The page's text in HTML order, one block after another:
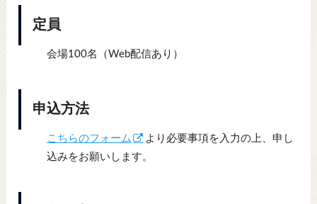
定員
会場100名（Web配信あり）
申込方法
こちらのフォーム
より必要事項を入力の上、申し
込みをお願いします。